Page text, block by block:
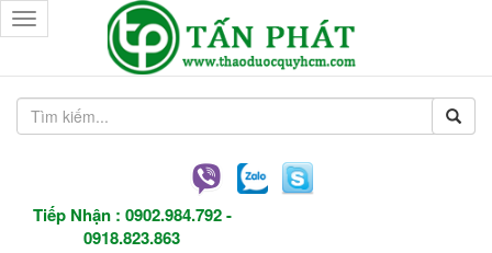
Tiếp Nhận : 0902.984.792-
0918.823.863
Toggle
navigation